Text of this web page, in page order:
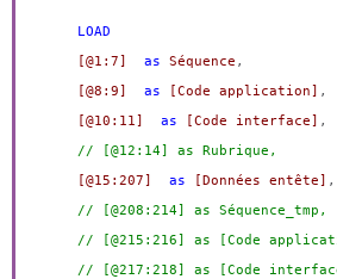
LOAD
[@1:7]
as Séquence ,
[@8:9]
as [Code application] ,
[@10:11]
as [Code interface] ,
// [@12:14] as Rubrique,
[@15:207]
as [Données entête] ,
// [@208:214] as Séquence_tmp,
// [@215:216] as [Code
// [@217:218] as [Code